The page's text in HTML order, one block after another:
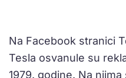
Na Facebook stranici
Tesla osvanule su
1979. godine. Na